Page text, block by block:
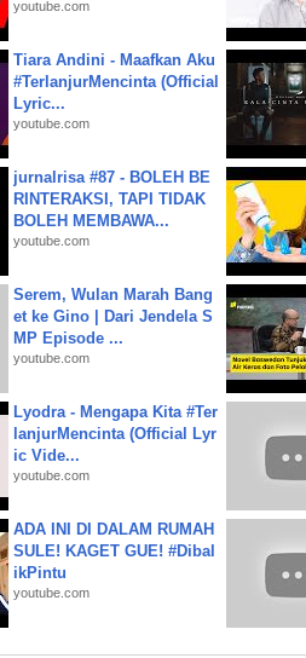
youtube.com
Tiara Andini - Maafkan Aku
#TerlanjurMencinta (Official
Lyric...
youtube.com
jurnalrisa #87 - BOLEH BE
RINTERAKSI, TAPI TIDAK
BOLEH MEMBAWA...
youtube.com
Serem, Wulan Marah Bang
et ke Gino | Dari Jendela S
MP Episode ...
youtube.com
Lyodra - Mengapa Kita #Ter
lanjurMencinta (Official Lyr
ic Vide...
youtube.com
ADA INI DI DALAM RUMAH
SULE! KAGET GUE! #Dibal
ikPintu
youtube.com